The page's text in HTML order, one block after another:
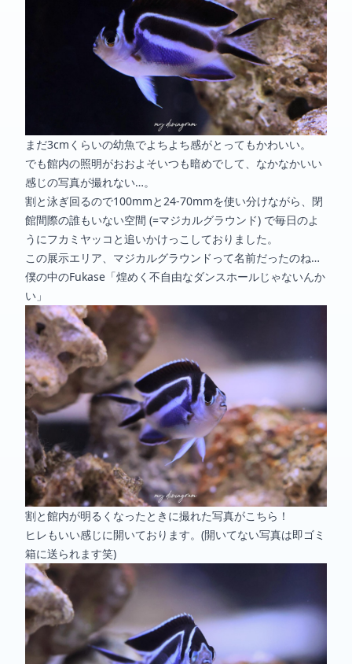
まだ3cmくらいの幼魚でよちよち感がとってもかわいい。
でも館内の照明がおおよそいつも暗めでして、なかなかいい
感じの写真が撮れない…。
割と泳ぎ回るので100mmと24-70mmを使い分けながら、閉
館間際の誰もいない空間 (=マジカルグラウンド) で毎日のよ
うにフカミヤッコと追いかけっこしておりました。
この展示エリア、マジカルグラウンドって名前だったのね…
僕の中のFukase「煌めく不自由なダンスホールじゃないんか
い」
割と館内が明るくなったときに撮れた写真がこちら！
ヒレもいい感じに開いております。(開いてない写真は即ゴミ
箱に送られます笑)